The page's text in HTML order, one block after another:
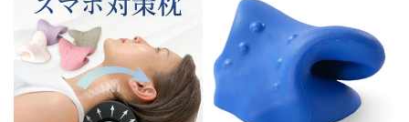
ン
: